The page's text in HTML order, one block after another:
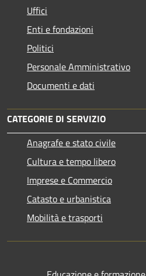
Uffici
Enti e fondazioni
Politici
Personale Amministrativo
Documenti e dati
CATEGORIE DI SERVIZIO
Anagrafe e stato civile
Cultura e tempo libero
Imprese e Commercio
Catasto e urbanistica
Mobilità e trasporti